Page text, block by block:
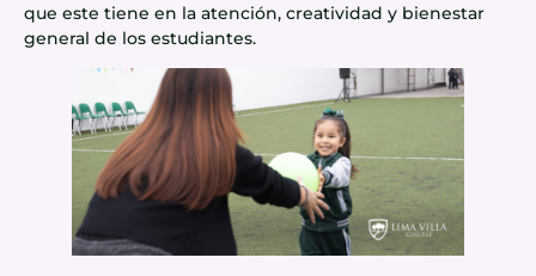
que este tiene en la atención, creatividad y bienestar
general de los estudiantes.